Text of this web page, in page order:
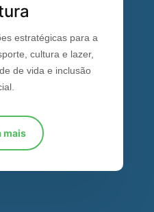
estratégicas para a
cultura e lazer,
de vida e inclusão
mais